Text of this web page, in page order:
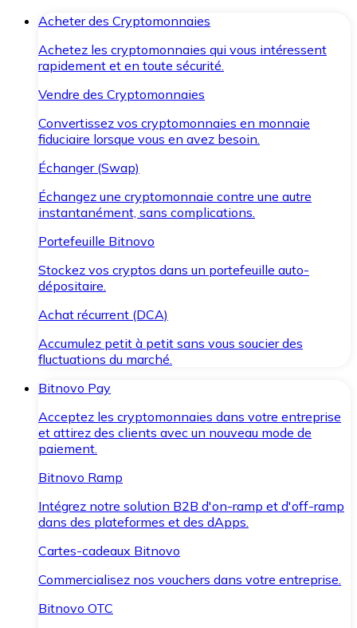
Acheter des Cryptomonnaies
Achetez les cryptomonnaies qui vous intéressent
rapidement et en toute sécurité.
Vendre des Cryptomonnaies
Convertissez vos cryptomonnaies en monnaie
fiduciaire lorsque vous en avez besoin.
Échanger (Swap)
Échangez une cryptomonnaie contre une autre
instantanément, sans complications.
Portefeuille Bitnovo
Stockez vos cryptos dans un portefeuille auto-
dépositaire.
Achat récurrent (DCA)
Accumulez petit à petit sans vous soucier des
fluctuations du marché.
Bitnovo Pay
Acceptez les cryptomonnaies dans votre entreprise
et attirez des clients avec un nouveau mode de
paiement.
Bitnovo Ramp
Intégrez notre solution B2B d'on-ramp et d'off-ramp
dans des plateformes et des dApps.
Cartes-cadeaux Bitnovo
Commercialisez nos vouchers dans votre entreprise.
Bitnovo OTC